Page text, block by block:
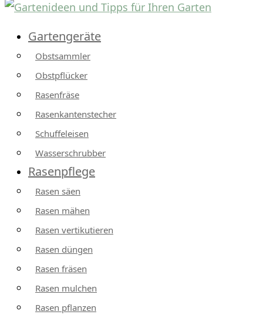
Gartengeräte
Obstsammler
Obstpflücker
Rasenfräse
Rasenkantenstecher
Schuffeleisen
Wasserschrubber
Rasenpflege
Rasen säen
Rasen mähen
Rasen vertikutieren
Rasen düngen
Rasen fräsen
Rasen mulchen
Rasen pflanzen